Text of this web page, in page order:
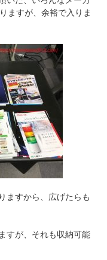
ますが、余裕で入りま
ますから、広げたらも
すが、それも収納可能